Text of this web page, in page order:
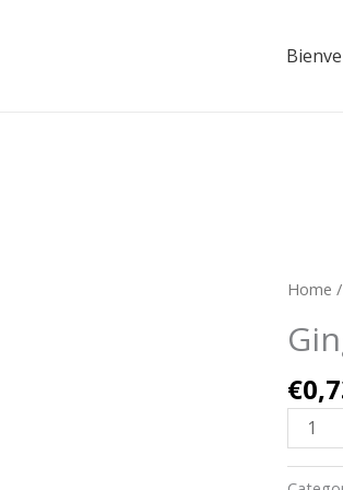
Home /
€
100